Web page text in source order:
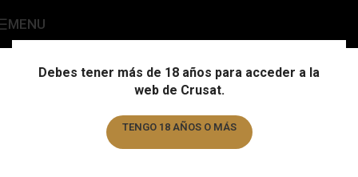
Debes tener más de 18 años para acceder a la
web de Crusat.
TENGO 18 AÑOS O MÁS
MENU
Repartiment Estrella Galicia
Som uns dels majors distribuïdors